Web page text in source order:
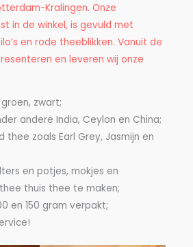
Kralingen. Onze
in de winkel, is gevuld met
en rode theeblikken. Vanuit de
en leveren wij onze
zwart;
andere India, Ceylon en China;
thee zoals Earl Grey, Jasmijn en
en potjes, mokjes en
thuis thee te maken;
en 150 gram verpakt;